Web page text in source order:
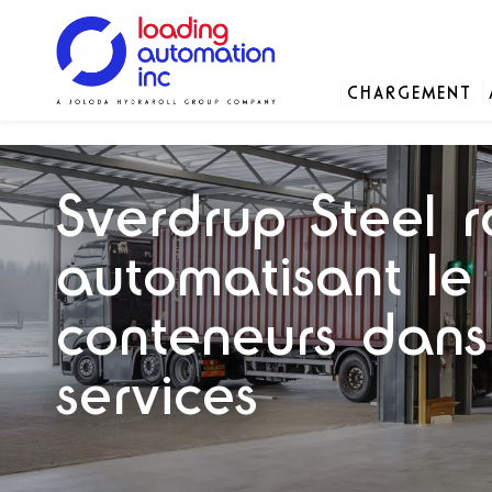
Inc
Main
menu
CHARGEMENT
Solutions
Pièces détachées
Solutions
Solutions
Notre histoire
Sverdrup Steel
automatisant
conteneurs
services